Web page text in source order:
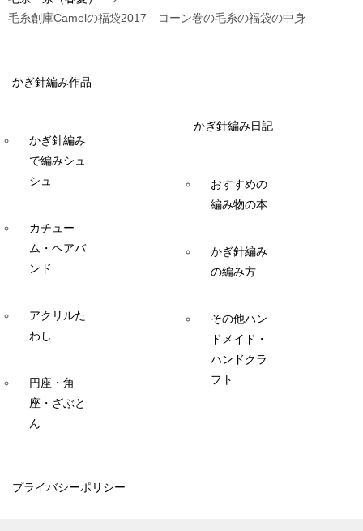
毛糸創庫Camelの福袋2017 コーン巻の毛糸の福袋の中身
かぎ針編み作品
かぎ針編み
で編みシュ
シュ
カチュー
ム・ヘアバ
ンド
アクリルた
わし
円座・角
座・ざぶと
ん
かぎ針編み日記
おすすめの
編み物の本
かぎ針編み
の編み方
その他ハン
ドメイド・
ハンドクラ
フト
プライバシーポリシー